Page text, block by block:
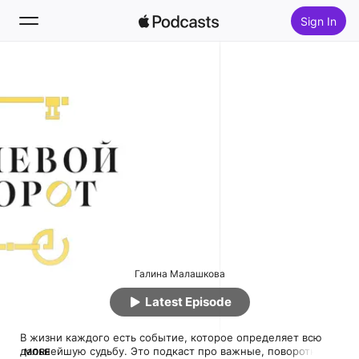
Sign In
Home
New
Top Charts
Галина Малашкова
В жизни каждого есть событие, которое определяет всю
дальнейшую судьбу. Это подкаст про важные, поворотные
MORE
Latest Episode